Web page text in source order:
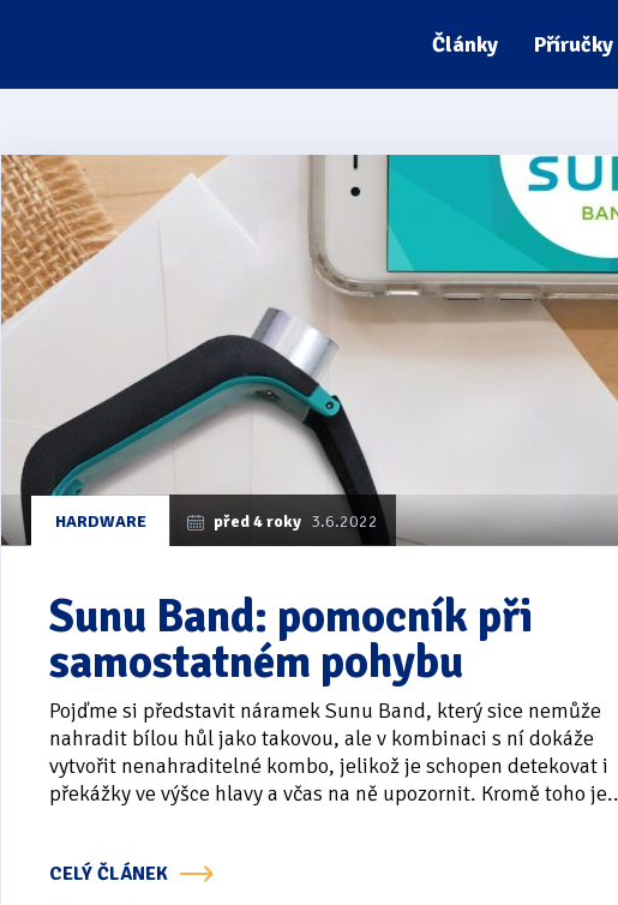
Články Příručky
z
kategorie
Sunu
Band
HARDWARE před 4 roky 3.6.2022
Sunu Band: pomocník při
samostatném pohybu
Pojďme si představit náramek Sunu Band, který sice nemůže
nahradit bílou hůl jako takovou, ale v kombinaci s ní dokáže
vytvořit nenahraditelné kombo, jelikož je schopen detekovat i
překážky ve výšce hlavy a včas na ně upozornit. Kromě toho
CELÝ ČLÁNEK